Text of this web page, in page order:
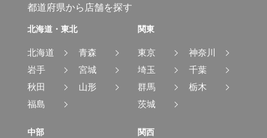
都道府県から店舗を探す
北海道・東北
北海道
青森
岩手
宮城
秋田
山形
福島
関東
東京
神奈川
埼玉
千葉
群馬
栃木
茨城
中部 関西